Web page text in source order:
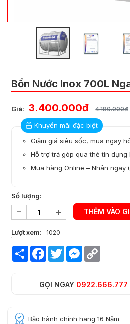
Bồn Nước Inox 700L
Giá: 3.400.000đ 4.180.000đ
Khuyến mãi đặc biệt
Giảm giá siêu sốc, mua ngay
Hỗ trợ trả góp qua thẻ tín dụng
Mua hàng Online – Nhân ngay
Số lượng:
- + THÊM VÀO
Lượt xem: 1020
Share Facebook
TwitterMessenger
GỌI NGAY 0922.666.777
Bảo hành chính hãng 16 Năm